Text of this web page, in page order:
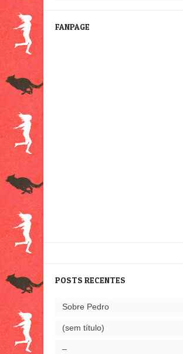
FANPAGE
POSTS RECENTES
Sobre Pedro
(sem título)
–